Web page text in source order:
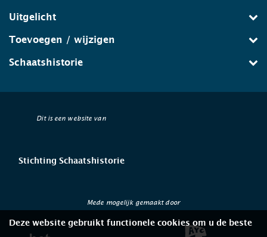
Uitgelicht
Toevoegen / wijzigen
Schaatshistorie
Dit is een website van
Stichting Schaatshistorie
Mede mogelijk gemaakt door
Deze website gebruikt functionele cookies om u de beste